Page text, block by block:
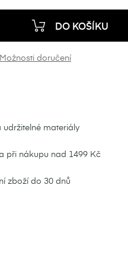
DO KOŠÍKU
Možnosti doručení
udržitelné materiály
při nákupu nad 1499 Kč
zboží do 30 dnů